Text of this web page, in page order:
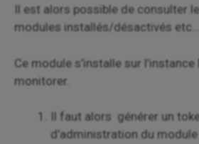
Il est alors possible de consulter
modules installés/désactivés etc…
Ce module s’installe sur
monitorer.
Il faut alors générer un
d’administration du